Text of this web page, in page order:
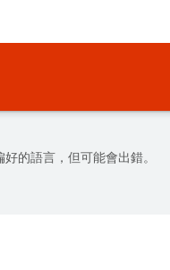
的語言，但可能會出錯。